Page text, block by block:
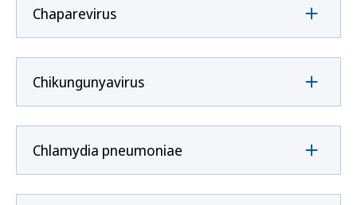
Chaparevirus
Chikungunyavirus
Chlamydia pneumoniae